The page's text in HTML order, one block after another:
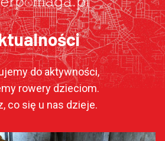
do aktywności,
rowery dzieciom.
co się u nas dzieje.